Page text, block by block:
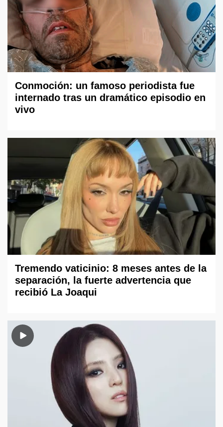
Conmoción: un famoso periodista fue
internado tras un dramático episodio en
vivo
Tremendo vaticinio: 8 meses antes de la
separación, la fuerte advertencia que
recibió La Joaqui